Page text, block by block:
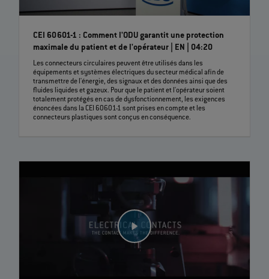
CEI 60601-1 : Comment l'ODU garantit une protection
maximale du patient et de l'opérateur | EN | 04:20
Les connecteurs circulaires peuvent être utilisés dans les
équipements et systèmes électriques du secteur médical afin de
transmettre de l'énergie, des signaux et des données ainsi que des
fluides liquides et gazeux. Pour que le patient et l'opérateur soient
totalement protégés en cas de dysfonctionnement, les exigences
énoncées dans la CEI 60601-1 sont prises en compte et les
connecteurs plastiques sont conçus en conséquence.